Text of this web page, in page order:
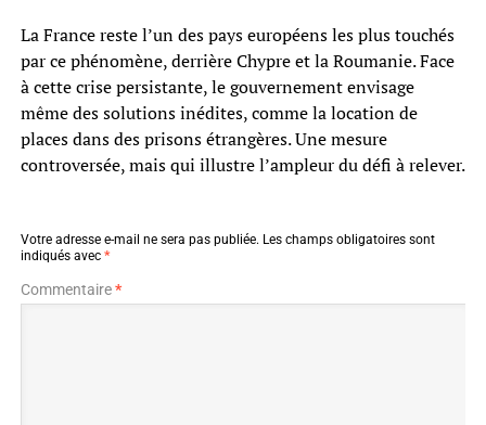
La France reste l’un des pays européens les plus touchés
par ce phénomène, derrière Chypre et la Roumanie. Face
à cette crise persistante, le gouvernement envisage
même des solutions inédites, comme la location de
places dans des prisons étrangères. Une mesure
controversée, mais qui illustre l’ampleur du défi à relever.
Votre adresse e-mail ne sera pas publiée. Les champs obligatoires sont
indiqués avec *
Commentaire*